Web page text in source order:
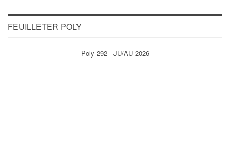
FEUILLETER POLY
Poly 292 - JU/AU 2026